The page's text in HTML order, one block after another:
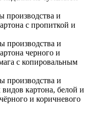
и
с пропиткой и
и
черного и
с копировальным
и
картона, белой и
и коричневого